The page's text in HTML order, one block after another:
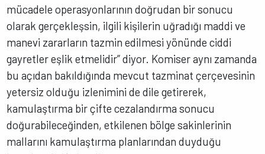
mücadele operasyonlarının doğrudan bir sonucu
olarak gerçekleşsin, ilgili kişilerin uğradığı maddi ve
manevi zararların tazmin edilmesi yönünde ciddi
gayretler eşlik etmelidir” diyor. Komiser aynı zamanda
bu açıdan bakıldığında mevcut tazminat çerçevesinin
yetersiz olduğu izlenimini de dile getirerek,
kamulaştırma bir çifte cezalandırma sonucu
doğurabileceğinden, etkilenen bölge sakinlerinin
mallarını kamulaştırma planlarından duyduğu